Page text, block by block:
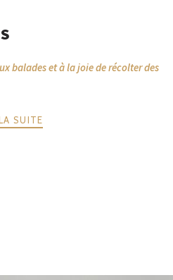
balades et à la joie de récolter des
SUITE